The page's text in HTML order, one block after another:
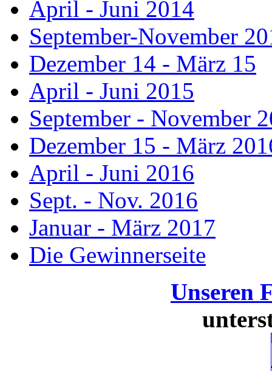
April - Juni 2014
September-November
Dezember 14 - März 15
April - Juni 2015
September - November
Dezember 15 - März
April - Juni 2016
Sept. - Nov. 2016
Januar - März 2017
Die Gewinnerseite
Unseren